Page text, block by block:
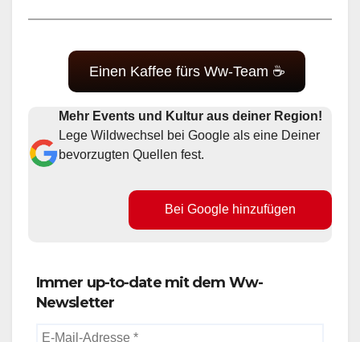
Einen Kaffee fürs Ww-Team ☕
Mehr Events und Kultur aus deiner Region!
Lege Wildwechsel bei Google als eine Deiner
bevorzugten Quellen fest.
Bei Google hinzufügen
Immer up-to-date mit dem Ww-
Newsletter